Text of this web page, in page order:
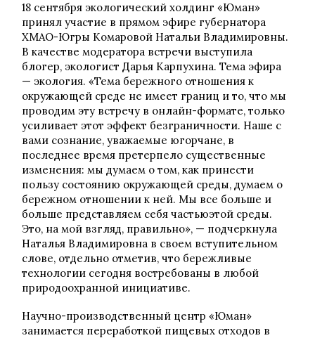
18 сентября экологический холдинг «Юман»
принял участие в прямом эфире губернатора
ХМАО-Югры Комаровой Натальи Владимировны.
В качестве модератора встречи выступила
блогер, экологист Дарья Карпухина. Тема эфира
— экология. «Тема бережного отношения к
окружающей среде не имеет границ и то, что мы
проводим эту встречу в онлайн-формате, только
усиливает этот эффект безграничности. Наше с
вами сознание, уважаемые югорчане, в
последнее время претерпело существенные
изменения: мы думаем о том, как принести
пользу состоянию окружающей среды, думаем о
бережном отношении к ней. Мы все больше и
больше представляем себя частьюэтой среды.
Это, на мой взгляд, правильно», — подчеркнула
Наталья Владимировна в своем вступительном
слове, отдельно отметив, что бережливые
технологии сегодня востребованы в любой
природоохранной инициативе.
Научно-производственный центр «Юман»
занимается переработкой пищевых отходов в